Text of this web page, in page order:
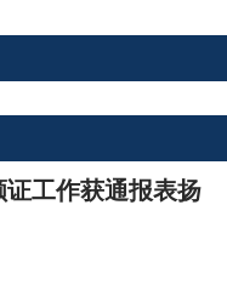
工作获通报表扬